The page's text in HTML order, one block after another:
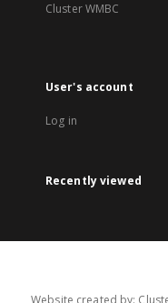
Cluster WMBC
User's account
Log in
Recently viewed
Website created by: